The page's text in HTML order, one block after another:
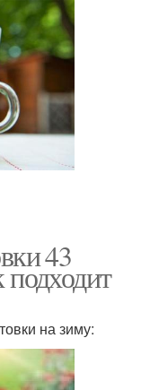
43
подходит
на зиму: